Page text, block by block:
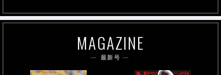
MAGAZINE
最新号